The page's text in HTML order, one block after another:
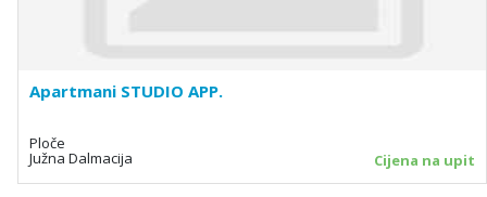
Apartmani STUDIO APP.
Ploče
Južna Dalmacija Cijena na upit